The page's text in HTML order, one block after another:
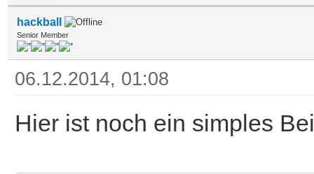
hackball
Senior Member
06.12.2014, 01:08
Hier ist noch ein simples